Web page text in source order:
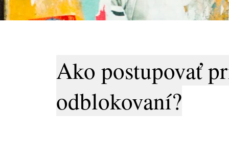
Ako postupovať
odblokovaní?